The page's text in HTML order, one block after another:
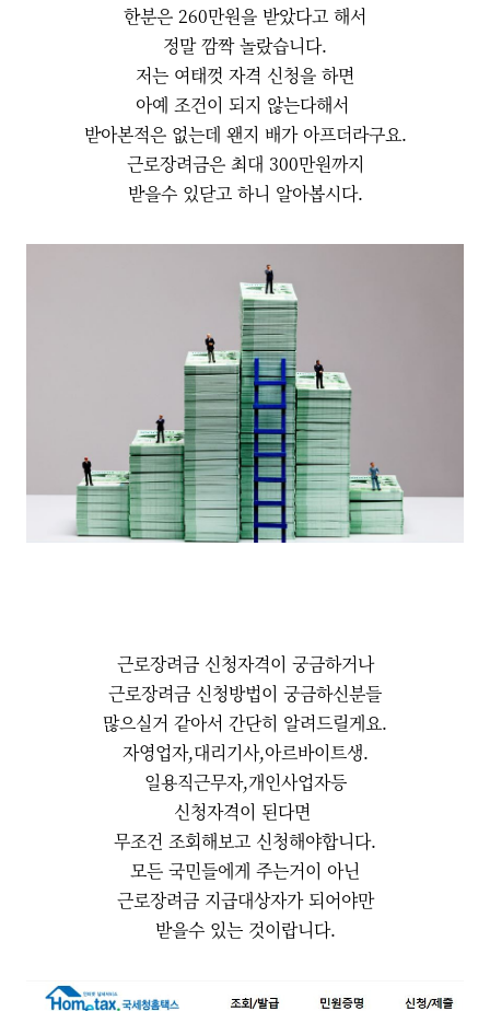
한분은 260만원을 받았다고 해서
정말 깜짝 놀랐습니다.
저는 여태껏 자격 신청을 하면
아예 조건이 되지 않는다해서
받아본적은 없는데 왠지 배가 아프더라구요.
근로장려금은 최대 300만원까지
받을수 있닫고 하니 알아봅시다.
근로장려금 신청자격이 궁금하거나
근로장려금 신청방법이 궁금하신분들
많으실거 같아서 간단히 알려드릴게요.
자영업자,대리기사,아르바이트생.
일용직근무자,개인사업자등
신청자격이 된다면
무조건 조회해보고 신청해야합니다.
모든 국민들에게 주는거이 아닌
근로장려금 지급대상자가 되어야만
받을수 있는 것이랍니다.